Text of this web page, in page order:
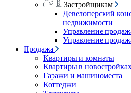
Застройщикам
Девелоперский
недвижимости
Управление
Управление
Продажа
Квартиры и комнаты
Квартиры в новостройках
Гаражи и машиноместа
Коттеджи